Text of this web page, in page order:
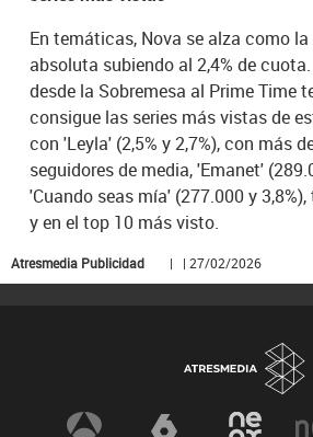
En temáticas, Nova se alza como
absoluta subiendo al 2,4% de
desde la Sobremesa al Prime Time
consigue las series más vistas de
con 'Leyla' (2,5% y 2,7%), con más
seguidores de media, 'Emanet'
'Cuando seas mía' (277.000 y
y en el top 10 más visto.
Atresmedia Publicidad | | 27/02/2026